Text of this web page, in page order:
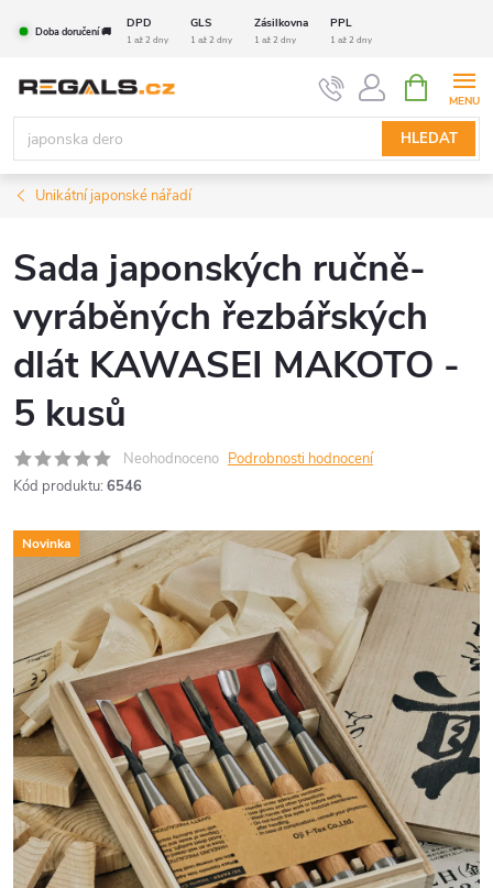
Doba doručení 🚚
DPD GLS Zásilkovna PPL
1 až 2 dny 1 až 2 dny 1 až 2 dny 1 až 2 dny
HLEDAT
NÁKUPNÍ
KOŠÍK
Unikátní japonské nářadí
Sada japonských ručně-
vyráběných řezbářských
dlát KAWASEI MAKOTO -
5 kusů
Neohodnoceno Podrobnosti hodnocení
Kód produktu: 6546
Novinka